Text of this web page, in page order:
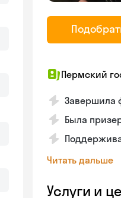
Пермский
Завершила
Была
Читать дальше
Услуги и